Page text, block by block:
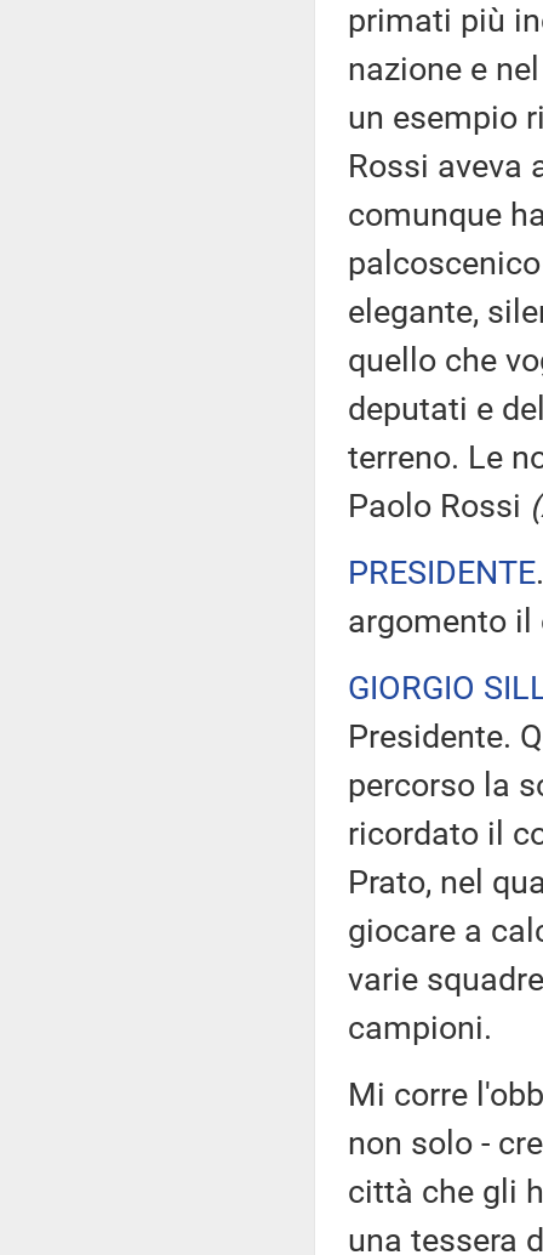
primati più
nazione e
un esempio
Rossi aveva
comunque
elegante,
quello che
deputati e
terreno. Le
Paolo Rossi
PRESIDENTE
argomento il
GIORGIO
Presidente.
percorso la
ricordato il
Prato, nel
giocare a
varie
campioni.
Mi corre
non solo -
città che gli
una tessera